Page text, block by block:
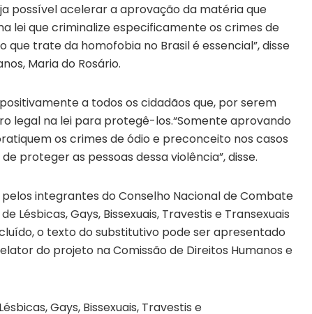
possível acelerar a aprovação da matéria que
lei que criminalize especificamente os crimes de
que trate da homofobia no Brasil é essencial”, disse
Maria do Rosário.
a todos os cidadãos que, por serem
legal na lei para protegê-los.“Somente aprovando
os crimes de ódio e preconceito nos casos
proteger as pessoas dessa violência”, disse.
integrantes do Conselho Nacional de Combate
Lésbicas, Gays, Bissexuais, Travestis e Transexuais
o texto do substitutivo pode ser apresentado
do projeto na Comissão de Direitos Humanos e
Gays, Bissexuais, Travestis e